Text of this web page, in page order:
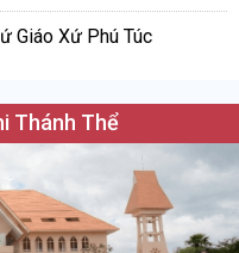
Giáo Xứ Phú Túc
Thánh Thể